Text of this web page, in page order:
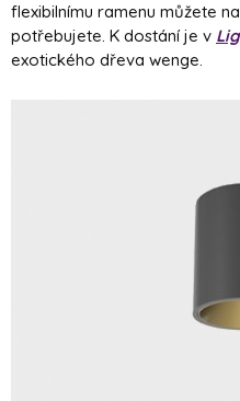
flexibilnímu ramenu můžete
potřebujete. K dostání je v
exotického dřeva wenge.